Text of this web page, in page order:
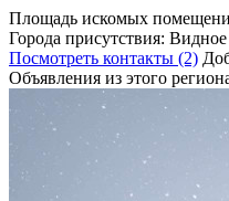
Площадь искомых
Города присутствия:
Посмотреть контакты (2)
Объявления из этого